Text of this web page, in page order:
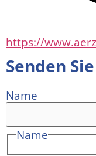
https://
Senden
Name
Name